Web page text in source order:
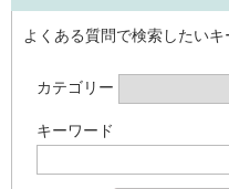
よくある質問で検索したいキ
カテゴリー
キーワード